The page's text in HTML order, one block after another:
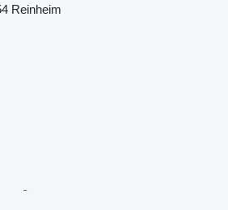
Reinheim